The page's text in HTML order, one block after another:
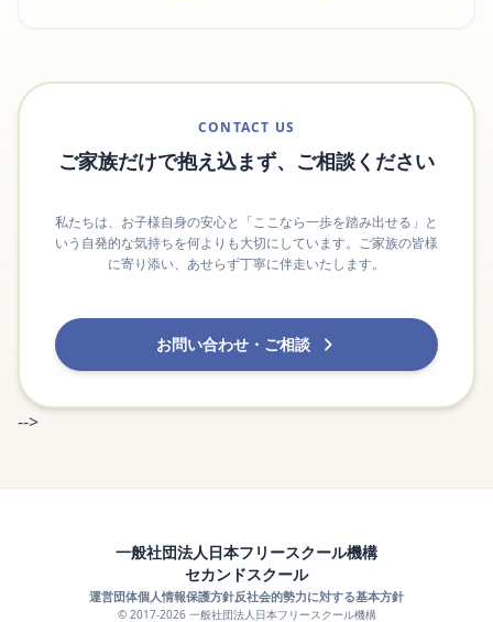
CONTACT US
ご家族だけで抱え込まず、ご相談ください
私たちは、お子様自身の安心と「ここなら一歩を踏み出せる」と
いう自発的な気持ちを何よりも大切にしています。ご家族の皆様
に寄り添い、あせらず丁寧に伴走いたします。
お問い合わせ・ご相談
-->
一般社団法人日本フリースクール機構
セカンドスクール
運営団体個人情報保護方針反社会的勢力に対する基本方針
© 2017-2026 一般社団法人日本フリースクール機構